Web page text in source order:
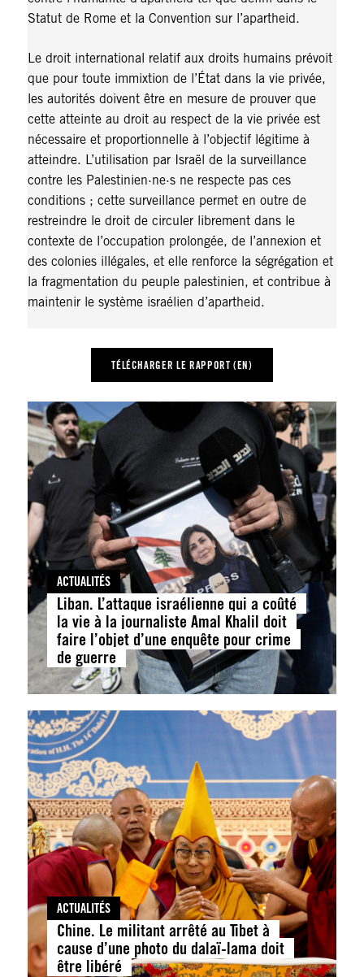
Statut de Rome et la Convention sur l’apartheid.
Le droit international relatif aux droits humains prévoit
que pour toute immixtion de l’État dans la vie privée,
les autorités doivent être en mesure de prouver que
cette atteinte au droit au respect de la vie privée est
nécessaire et proportionnelle à l’objectif légitime à
atteindre. L’utilisation par Israël de la surveillance
contre les Palestinien·ne·s ne respecte pas ces
conditions ; cette surveillance permet en outre de
restreindre le droit de circuler librement dans le
contexte de l’occupation prolongée, de l’annexion et
des colonies illégales, et elle renforce la ségrégation et
la fragmentation du peuple palestinien, et contribue à
maintenir le système israélien d’apartheid.
TÉLÉCHARGER LE RAPPORT (EN)
ACTUALITÉS
Liban. L’attaque israélienne qui a coûté
la vie à la journaliste Amal Khalil doit
faire l’objet d’une enquête pour crime
de guerre
ACTUALITÉS
Chine. Le militant arrêté au Tibet à
cause d’une photo du dalaï-lama doit
être libéré